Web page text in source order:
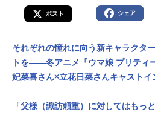
ポスト シェア
それぞれの憧れに向う新キャラクタ
トを――冬アニメ『ウマ娘 プリティ
妃菜喜さん×立花日菜さんキャストイ
「父様（諏訪頼重）に対してはもっ